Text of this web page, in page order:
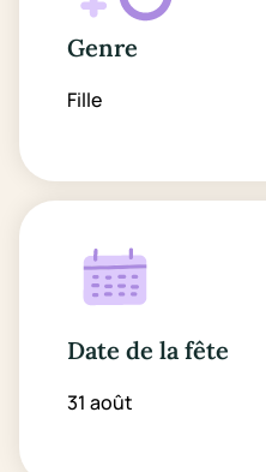
Genre
Fille
Date de la fête
31 août